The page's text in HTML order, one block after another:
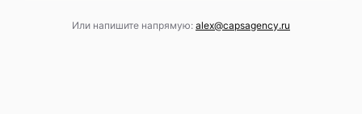
Или напишите напрямую: alex@capsagency.ru